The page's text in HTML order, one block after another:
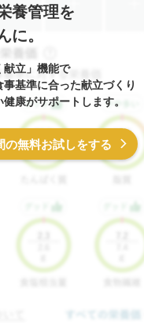
養管理を
に。
献立」機能で
基準に合った献立づくり
康がサポートします。
の無料お試しをする